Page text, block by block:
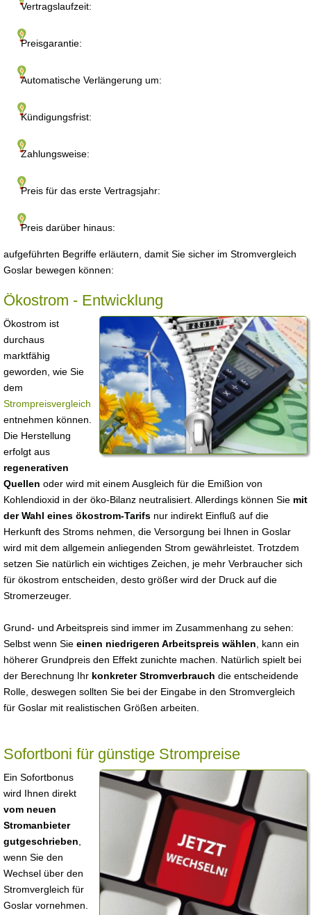
Vertragslaufzeit:
Preisgarantie:
Automatische Verlängerung um:
Kündigungsfrist:
Zahlungsweise:
Preis für das erste Vertragsjahr:
Preis darüber hinaus:
aufgeführten Begriffe erläutern, damit Sie sicher im Stromvergleich
Goslar bewegen können:
Ökostrom - Entwicklung
Ökostrom ist
durchaus
marktfähig
geworden, wie Sie
dem
Strompreisvergleich
entnehmen können.
Die Herstellung
erfolgt aus
regenerativen
Quellen oder wird mit einem Ausgleich für die Emißion von
Kohlendioxid in der öko-Bilanz neutralisiert. Allerdings können Sie mit
der Wahl eines ökostrom-Tarifs nur indirekt Einfluß auf die
Herkunft des Stroms nehmen, die Versorgung bei Ihnen in Goslar
wird mit dem allgemein anliegenden Strom gewährleistet. Trotzdem
setzen Sie natürlich ein wichtiges Zeichen, je mehr Verbraucher sich
für ökostrom entscheiden, desto größer wird der Druck auf die
Stromerzeuger.
Grund- und Arbeitspreis sind immer im Zusammenhang zu sehen:
Selbst wenn Sie einen niedrigeren Arbeitspreis wählen , kann ein
höherer Grundpreis den Effekt zunichte machen. Natürlich spielt bei
der Berechnung Ihr konkreter Stromverbrauch die entscheidende
Rolle, deswegen sollten Sie bei der Eingabe in den Stromvergleich
für Goslar mit realistischen Größen arbeiten.
Sofortboni für günstige Strompreise
Ein Sofortbonus
wird Ihnen direkt
vom neuen
Stromanbieter
gutgeschrieben
wenn Sie den
Wechsel über den
Stromvergleich für
Goslar vornehmen.